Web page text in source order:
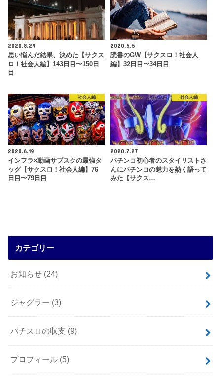
2020.8.29
思い悩んだ結果、決めた【サクス
ロ！社会人編】143日目〜150日
目
2020.5.5
読書のGW【サクスロ！社会人
編】32日目〜34日目
社会人編
2020.6.19
インフラ×動画サブスクの最強タ
ッグ【サクスロ！社会人編】76
日目〜79日目
社会人編
2020.7.27
パチンコ初心者のスタイリストさ
んにパチンコの魅力を熱く語って
みた【サクス…
カテゴリー
お知らせ (24)
ジャグラー (3)
パチスロの収支 (9)
プロフィール (5)